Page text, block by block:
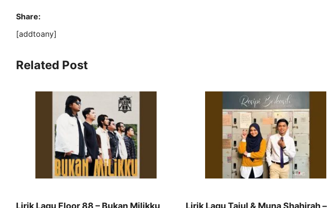
Share:
[addtoany]
Related Post
Lirik Lagu Floor 88 – Bukan Milikku
Lirik Lagu Tajul & Muna Shahirah –